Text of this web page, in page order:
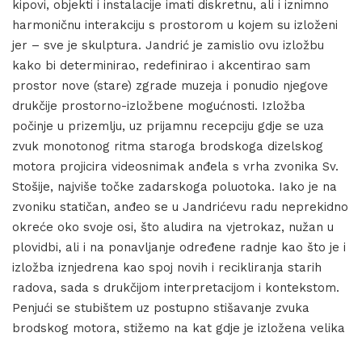
kipovi, objekti i instalacije imati diskretnu, ali i iznimno
harmoničnu interakciju s prostorom u kojem su izloženi
jer – sve je skulptura. Jandrić je zamislio ovu izložbu
kako bi determinirao, redefinirao i akcentirao sam
prostor nove (stare) zgrade muzeja i ponudio njegove
drukčije prostorno-izložbene mogućnosti. Izložba
počinje u prizemlju, uz prijamnu recepciju gdje se uza
zvuk monotonog ritma staroga brodskoga dizelskog
motora projicira videosnimak anđela s vrha zvonika Sv.
Stošije, najviše točke zadarskoga poluotoka. Iako je na
zvoniku statičan, anđeo se u Jandrićevu radu neprekidno
okreće oko svoje osi, što aludira na vjetrokaz, nužan u
plovidbi, ali i na ponavljanje određene radnje kao što je i
izložba iznjedrena kao spoj novih i recikliranja starih
radova, sada s drukčijom interpretacijom i kontekstom.
Penjući se stubištem uz postupno stišavanje zvuka
brodskog motora, stižemo na kat gdje je izložena velika